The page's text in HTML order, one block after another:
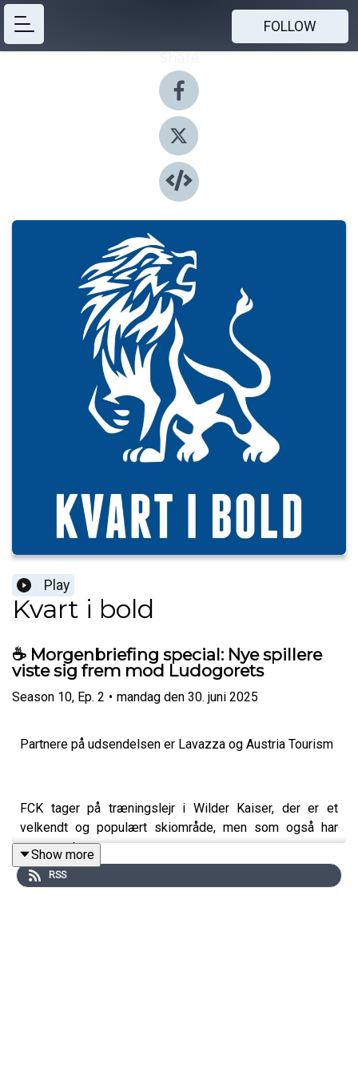
FOLLOW
Play
Kvart i bold
☕️ Morgenbriefing special: Nye spillere
viste sig frem mod Ludogorets
Season 10, Ep. 2 • mandag den 30. juni 2025
Partnere på udsendelsen er Lavazza og Austria Tourism
FCK tager på træningslejr i Wilder Kaiser, der er et
velkendt og populært skiområde, men som også har
masser at
byde på i sommerperioden. Her er der et hav af sjove og
Show more
RSS